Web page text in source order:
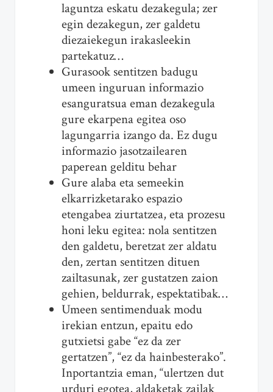
laguntza eskatu dezakegula; zer
egin dezakegun, zer galdetu
diezaiekegun irakasleekin
partekatuz…
Gurasook sentitzen badugu
umeen inguruan informazio
esanguratsua eman dezakegula
gure ekarpena egitea oso
lagungarria izango da. Ez dugu
informazio jasotzailearen
paperean gelditu behar
Gure alaba eta semeekin
elkarrizketarako espazio
etengabea ziurtatzea, eta prozesu
honi leku egitea: nola sentitzen
den galdetu, beretzat zer aldatu
den, zertan sentitzen dituen
zailtasunak, zer gustatzen zaion
gehien, beldurrak, espektatibak…
Umeen sentimenduak modu
irekian entzun, epaitu edo
gutxietsi gabe “ez da zer
gertatzen”, “ez da hainbesterako”.
Inportantzia eman, “ulertzen dut
urduri egotea, aldaketak zailak